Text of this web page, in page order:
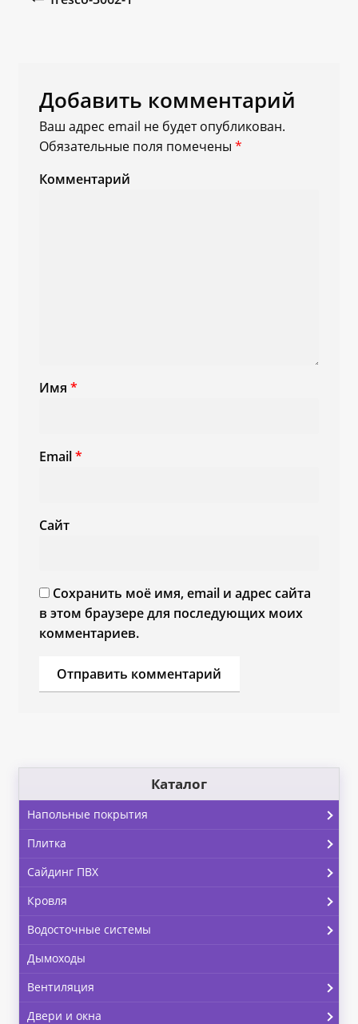
Добавить комментарий
Ваш адрес email не будет опубликован.
Обязательные поля помечены *
Комментарий
Имя *
Email*
Сайт
Сохранить моё имя, email и адрес сайта
в этом браузере для последующих моих
комментариев.
Каталог
Напольные покрытия
Плитка
Сайдинг ПВХ
Кровля
Водосточные системы
Дымоходы
Вентиляция
Двери и окна